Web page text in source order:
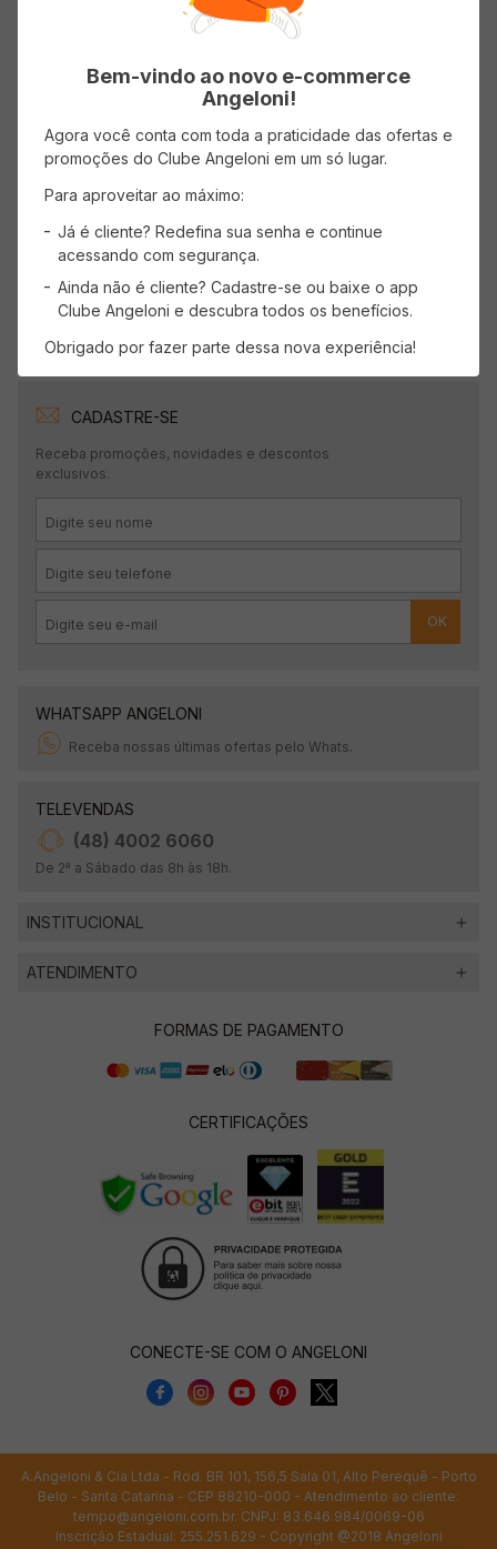
Avaliações
Faça login para escrever uma avaliação.
Mais recentes Todos
Carregando avaliações…
CADASTRE-SE
Receba promoções, novidades e descontos
exclusivos.
OK
WHATSAPP ANGELONI
Receba nossas últimas ofertas pelo Whats.
TELEVENDAS
(48) 4002 6060
De 2ª a Sábado das 8h às 18h.
INSTITUCIONAL
ATENDIMENTO
FORMAS DE PAGAMENTO
CERTIFICAÇÕES
CONECTE-SE COM O ANGELONI
A.Angeloni & Cia Ltda - Rod. BR 101, 156,5 Sala 01, Alto Perequê - Porto
Belo - Santa Catarina - CEP 88210-000 - Atendimento ao cliente:
tempo@angeloni.com.br. CNPJ: 83.646.984/0069-06
Inscrição Estadual: 255.251.629 - Copyright @2018 Angeloni
Bem-vindo ao novo e-commerce
Angeloni!
Agora você conta com toda a praticidade das ofertas e
promoções do Clube Angeloni em um só lugar.
Para aproveitar ao máximo:
Já é cliente? Redefina sua senha e continue
acessando com segurança.
Ainda não é cliente? Cadastre-se ou baixe o app
Clube Angeloni e descubra todos os benefícios.
Obrigado por fazer parte dessa nova experiência!